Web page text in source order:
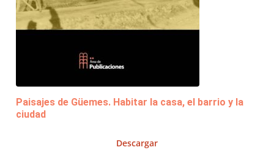
Paisajes de Güemes. Habitar la casa, el barrio y la
ciudad
Descargar